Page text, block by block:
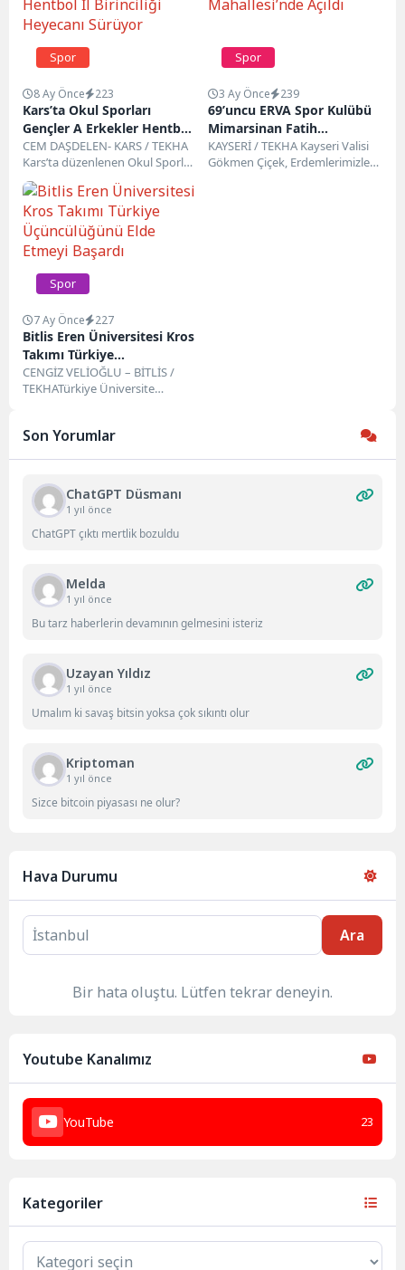
Spor
8 Ay Önce 223
Kars’ta Okul Sporları
Gençler A Erkekler Hentbol
İl Birinciliği Heyecanı
Sürüyor
CEM DAŞDELEN- KARS / TEKHA
Kars’ta düzenlenen Okul Sporları
Gençler A Erkekler Hentbol İl
Birinciliği...
Spor
3 Ay Önce 239
69’uncu ERVA Spor Kulübü
Mimarsinan Fatih
Mahallesi’nde Açıldı
KAYSERİ / TEKHA Kayseri Valisi
Gökmen Çiçek, Erdemlerimizle
Spor
7 Ay Önce 227
Bitlis Eren Üniversitesi Kros
Takımı Türkiye
Üçüncülüğünü Elde Etmeyi
Başardı
CENGİZ VELİOĞLU – BİTLİS /
TEKHATürkiye Üniversite
Aydın’ın...
Son Yorumlar
ChatGPT Düsmanı
1 yıl önce
ChatGPT çıktı mertlik bozuldu
Melda
1 yıl önce
Bu tarz haberlerin devamının gelmesini isteriz
Uzayan Yıldız
1 yıl önce
Umalım ki savaş bitsin yoksa çok sıkıntı olur
Kriptoman
1 yıl önce
Sizce bitcoin piyasası ne olur?
Hava Durumu
Ara
Bir hata oluştu. Lütfen tekrar deneyin.
Youtube Kanalımız
YouTube 23
Kategoriler